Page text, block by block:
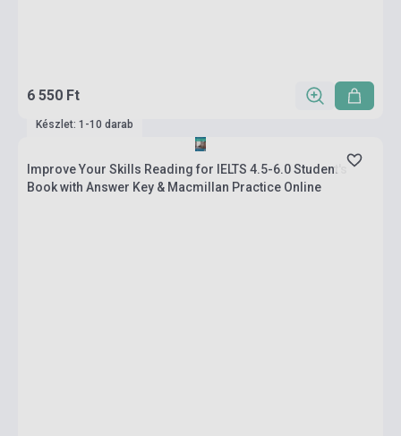
6 550 Ft
Készlet: 1-10 darab
Improve Your Skills Reading for IELTS 4.5-6.0 Student's
Book with Answer Key & Macmillan Practice Online